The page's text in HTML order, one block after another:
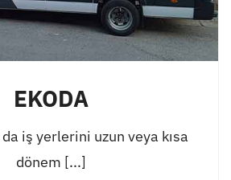
EKODA
iş yerlerini uzun veya kısa
dönem [...]